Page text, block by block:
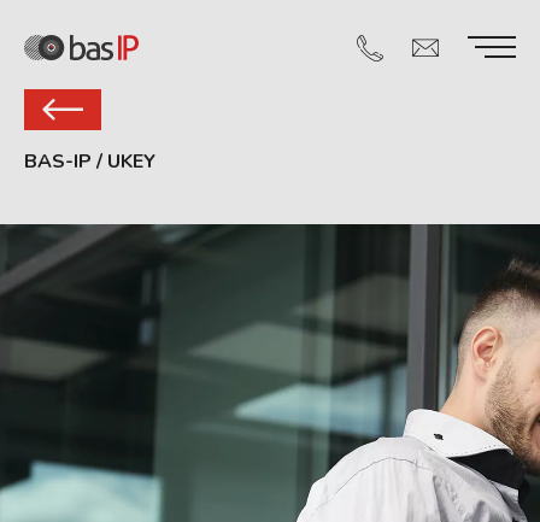
BAS-IP / UKEY